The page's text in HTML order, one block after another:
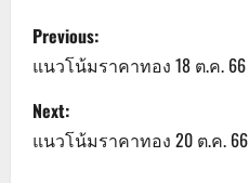
P
o
s
t
Previous:
แนวโน้มราคาทอง 18 ต.ค. 66
Next:
แนวโน้มราคาทอง 20 ต.ค. 66